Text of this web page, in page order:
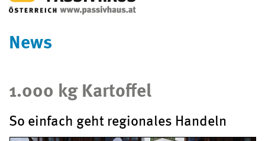
News
1.000 kg Kartoffel
So einfach geht regionales Handeln